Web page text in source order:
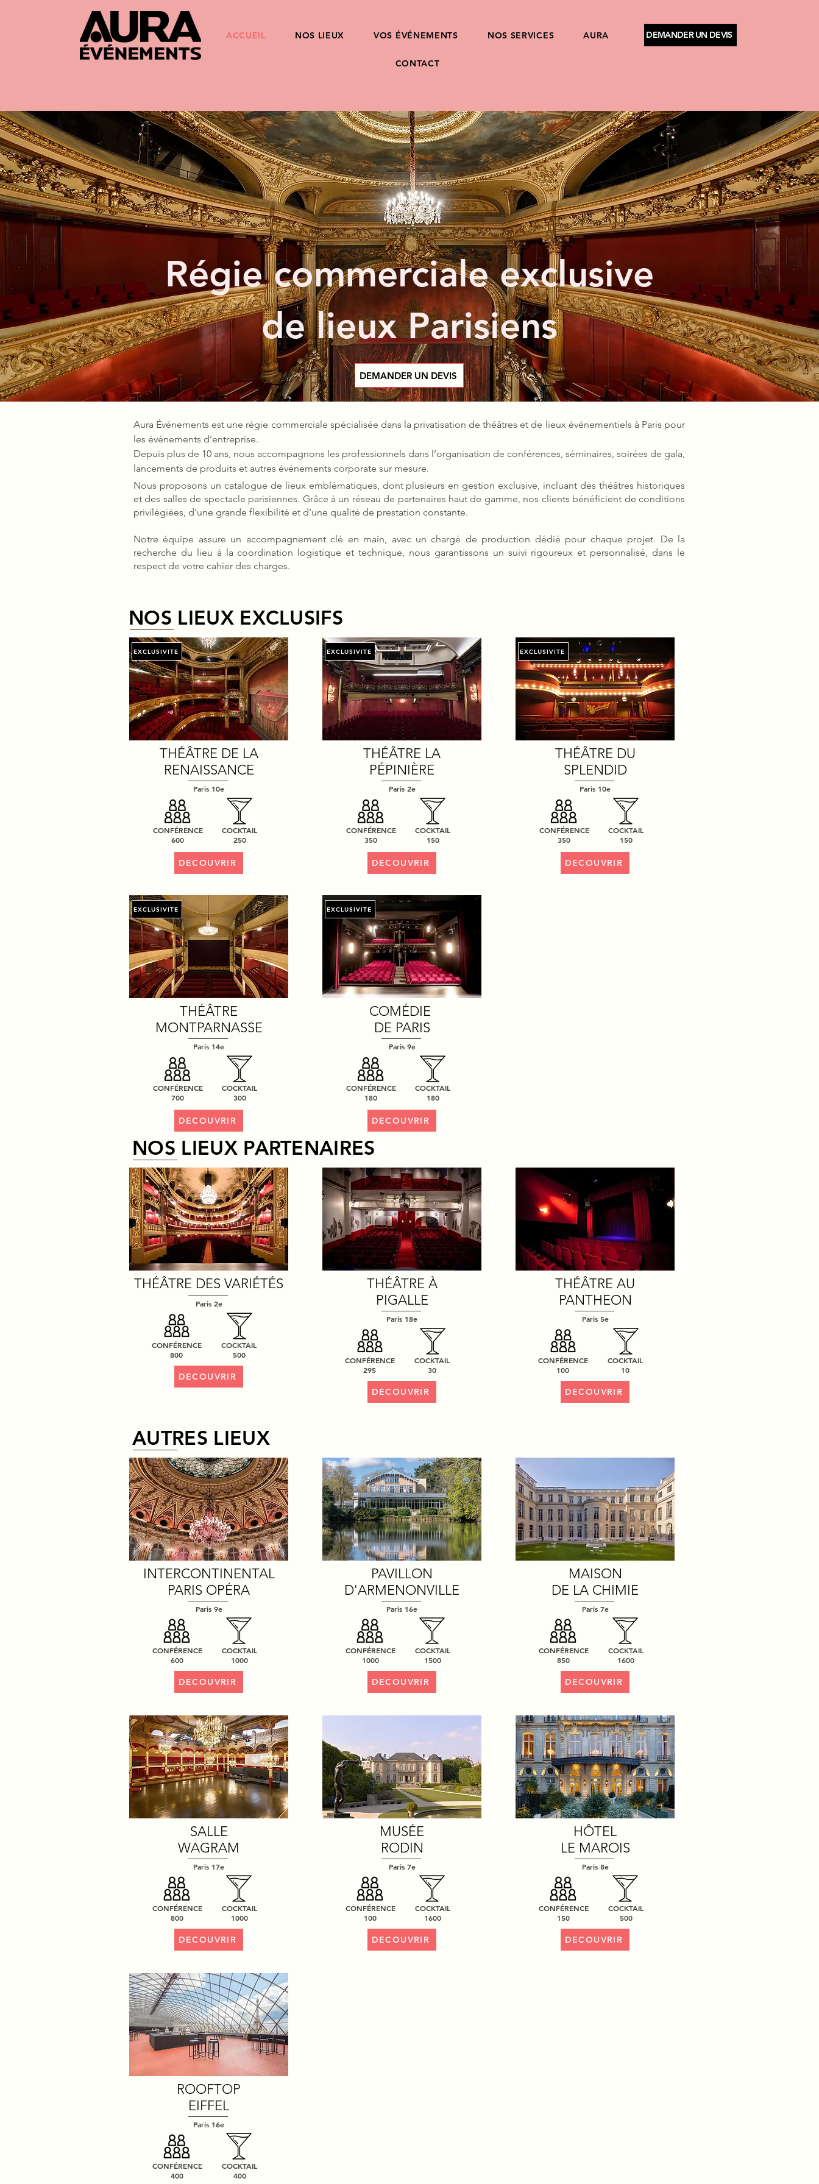
ACCUEIL NOS LIEUX VOS ÉVÉNEMENTS NOS SERVICES AURA
CONTACT
DEMANDER UN DEVIS
Régie commerciale exclusive
de lieux Parisiens
DEMANDER UN DEVIS
Aura Événements est une régie commerciale spécialisée dans la privatisation de théâtres et de lieux événementiels à Paris pour
les événements d’entreprise.
Depuis plus de 10 ans, nous accompagnons les professionnels dans l’organisation de conférences, séminaires, soirées de gala,
lancements de produits et autres événements corporate sur mesure.
Nous proposons un catalogue de lieux emblématiques, dont plusieurs en gestion exclusive, incluant des théâtres historiques
et des salles de spectacle parisiennes. Grâce à un réseau de partenaires haut de gamme, nos clients bénéficient de conditions
privilégiées, d’une grande flexibilité et d’une qualité de prestation constante.
Notre équipe assure un accompagnement clé en main, avec un chargé de production dédié pour chaque projet. De la
recherche du lieu à la coordination logistique et technique, nous garantissons un suivi rigoureux et personnalisé, dans le
respect de votre cahier des charges.
NOS LIEUX EXCLUSIFS
EXCLUSIVITE
THÉÂTRE DE LA
RENAISSANCE
Paris 10e
CONFÉRENCE
600
COCKTAIL
250
DECOUVRIR
EXCLUSIVITE
THÉÂTRE
MONTPARNASSE
Paris 14e
CONFÉRENCE
700
COCKTAIL
300
DECOUVRIR
EXCLUSIVITE
THÉÂTRE LA
PÉPINIÈRE
Paris 2e
CONFÉRENCE
350
COCKTAIL
150
DECOUVRIR
EXCLUSIVITE
COMÉDIE
DE PARIS
Paris 9e
CONFÉRENCE
180
COCKTAIL
180
DECOUVRIR
EXCLUSIVITE
THÉÂTRE DU
SPLENDID
Paris 10e
CONFÉRENCE
350
COCKTAIL
150
DECOUVRIR
NOS LIEUX PARTENAIRES
THÉÂTRE DES VARIÉTÉS
Paris 2e
CONFÉRENCE
800
COCKTAIL
500
DECOUVRIR
THÉÂTRE À
PIGALLE
Paris 18e
CONFÉRENCE
295
COCKTAIL
30
DECOUVRIR
THÉÂTRE AU
PANTHEON
Paris 5e
CONFÉRENCE
100
COCKTAIL
10
DECOUVRIR
AUTRES LIEUX
INTERCONTINENTAL
PARIS OPÉRA
Paris 9e
CONFÉRENCE
600
COCKTAIL
1000
DECOUVRIR
SALLE
WAGRAM
Paris 17e
CONFÉRENCE
800
COCKTAIL
1000
DECOUVRIR
ROOFTOP
EIFFEL
Paris 16e
CONFÉRENCE
400
COCKTAIL
400
PAVILLON
D'ARMENONVILLE
Paris 16e
CONFÉRENCE
1000
COCKTAIL
1500
DECOUVRIR
MUSÉE
RODIN
Paris 7e
CONFÉRENCE
100
COCKTAIL
1600
DECOUVRIR
MAISON
DE LA CHIMIE
Paris 7e
CONFÉRENCE
850
COCKTAIL
1600
DECOUVRIR
HÔTEL
LE MAROIS
Paris 8e
CONFÉRENCE
150
COCKTAIL
500
DECOUVRIR